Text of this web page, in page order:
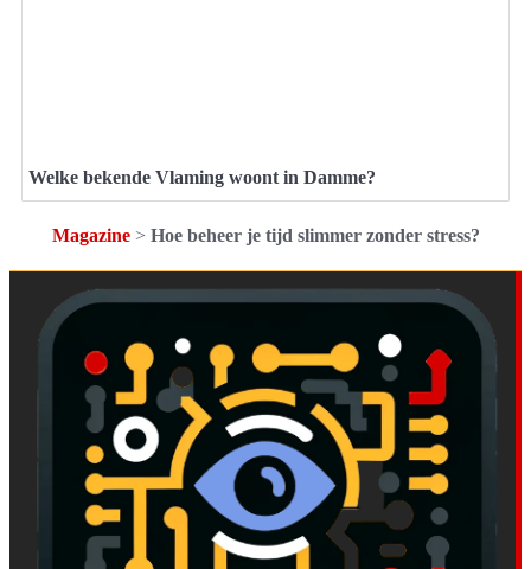
Welke bekende Vlaming woont in Damme?
Magazine> Hoe beheer je tijd slimmer zonder stress?